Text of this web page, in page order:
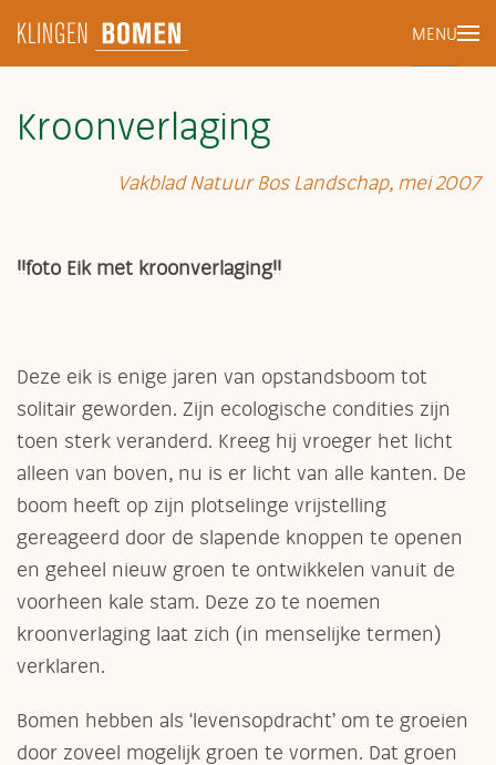
Terug naar hoofdinhoud
MENU
Kroonverlaging
Vakblad Natuur Bos Landschap, mei 2007
!!foto Eik met kroonverlaging!!
Deze eik is enige jaren van opstandsboom tot
solitair geworden. Zijn ecologische condities zijn
toen sterk veranderd. Kreeg hij vroeger het licht
alleen van boven, nu is er licht van alle kanten. De
boom heeft op zijn plotselinge vrijstelling
gereageerd door de slapende knoppen te openen
en geheel nieuw groen te ontwikkelen vanuit de
voorheen kale stam. Deze zo te noemen
kroonverlaging laat zich (in menselijke termen)
verklaren.
Bomen hebben als ‘levensopdracht’ om te groeien
door zoveel mogelijk groen te vormen. Dat groen